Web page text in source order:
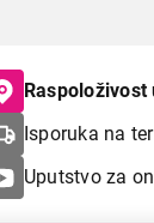
Raspoloživost
Isporuka na
Uputstvo za